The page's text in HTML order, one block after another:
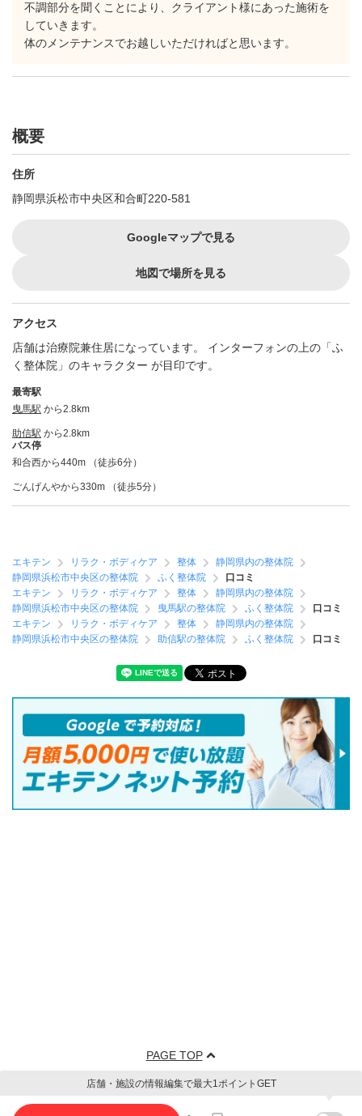
不調部分を聞くことにより、クライアント様にあった施術を
していきます。
体のメンテナンスでお越しいただければと思います。
概要
住所
静岡県浜松市中央区和合町220-581
Googleマップで見る
地図で場所を見る
アクセス
店舗は治療院兼住居になっています。 インターフォンの上の「ふ
く整体院」のキャラクター が目印です。
最寄駅
曳馬駅 から2.8km
助信駅 から2.8km
バス停
和合西から440m （徒歩6分）
ごんげんやから330m （徒歩5分）
エキテン リラク・ボディケア 整体
静岡県内の整体院
静岡県浜松市中央区の整体院
ふく整体院
口コミ
エキテン
リラク・ボディケア 整体
静岡県内の整体院
静岡県浜松市中央区の整体院
曳馬駅の整体院 ふく整体院
口コミ
エキテン
リラク・ボディケア 整体
静岡県内の整体院
静岡県浜松市中央区の整体院
助信駅の整体院 ふく整体院 口コミ
PAGE TOP
店舗・施設の情報編集で最大1ポイントGET